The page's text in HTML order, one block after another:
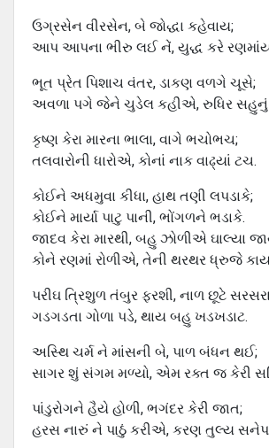
ઉગ્રસેન વીરસેન, બે જોદ્ધા કહેવાય;
આપ આપના ભીરુ લઈ નેં, યુદ્ધ કરે
ભૂત પ્રેત પિશાચ વંતર, ડાકણ વળગે ચૂસે;
અવળા પગે જેને ચુડેલ કહીએ, રુધિર
કૃષ્ણ કેરા મારના ભાલા, વાગે ભચોભચ;
તલવારોની ધારોએ, કોનાં નાક વાઢ્યાં ટચ.
કોઈને અધમુવા કીધા, હાથ તણી લપડાકે;
કોઈને માર્યા પાટુ પાની, ભોંગળને ભડાકે.
જાદવ કેરા મારથી, બહુ ઝોળીએ ઘાલ્યા
કોને રણમાં રોળીએ, તેની થરથર ધ્રુજે
પરીઘ ત્રિશુળ તંબુર ફરશી, નાળ છૂટે
ગડગડતા ગોળા પડે, થાય બહુ ખડખડાટ.
અસ્થિ ચર્મ ને માંસની બે, પાળ બંધન થઈ;
સાગર શું સંગમ મળ્યો, એમ રક્ત જ કેરી
પાંડુરોગને હૈયે હોળી, ભગંદર કેરી જાત;
હરસ નારું ને પાઠું કરીએ, કરણ તુલ્ય